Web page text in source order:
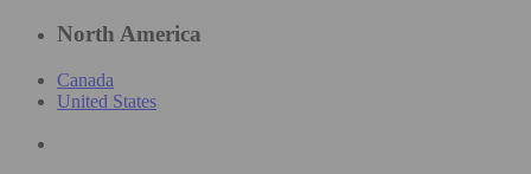
North America
Canada
United States